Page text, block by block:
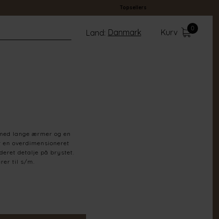
Topsellers
Kurv 0
Danmark
Land:
lange ærmer og en
overdimensioneret
detalje på brystet.
til s/m.